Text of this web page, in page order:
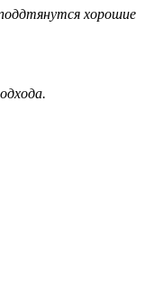
хорошие